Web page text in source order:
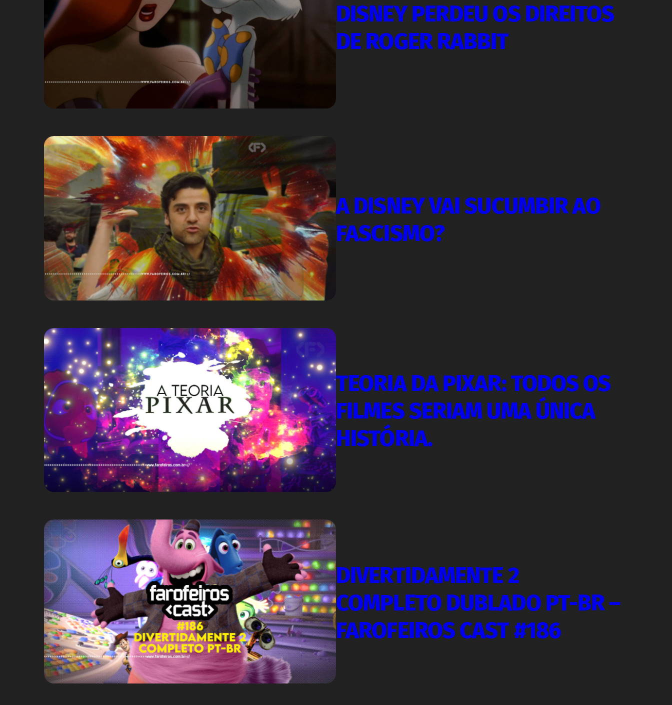
DISNEY PERDEU OS DIREITOS
DE ROGER RABBIT
A DISNEY VAI SUCUMBIR AO
FASCISMO?
TEORIA DA PIXAR: TODOS OS
FILMES SERIAM UMA ÚNICA
HISTÓRIA.
DIVERTIDAMENTE 2
COMPLETO DUBLADO PT-BR –
FAROFEIROS CAST #186